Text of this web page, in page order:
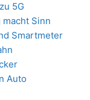
5G
Sinn
Smartmeter
Auto